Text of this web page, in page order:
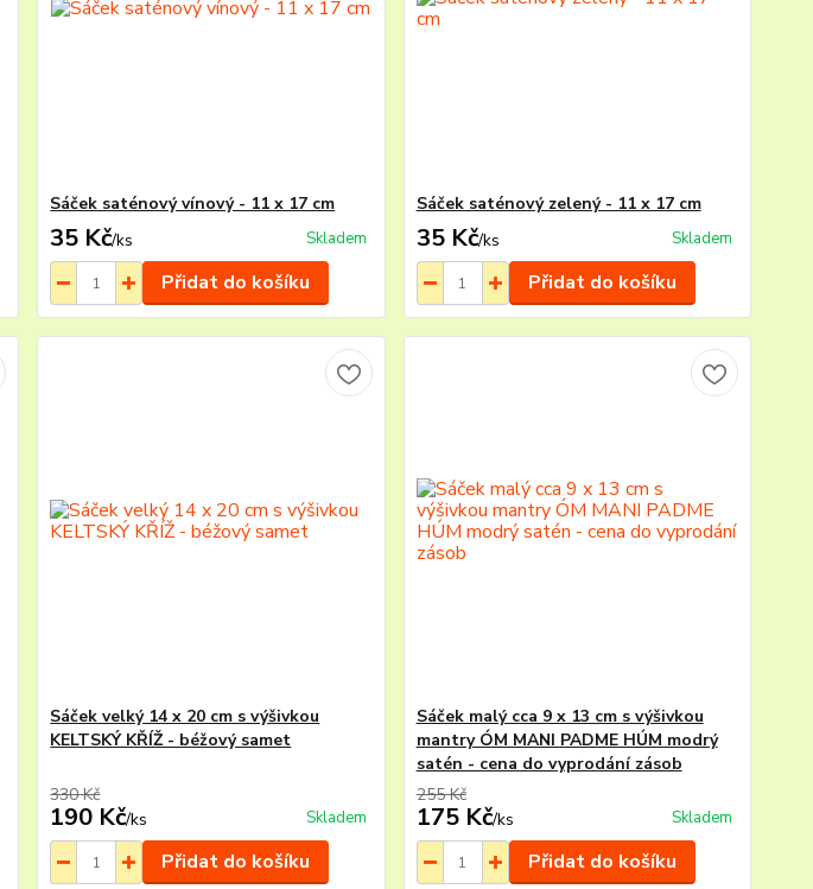
Sáček saténový vínový - 11 x 17 cm
35 Kč/ks Skladem
Přidat do košíku
Sáček saténový zelený - 11 x 17 cm
35 Kč/ks Skladem
Přidat do košíku
Sáček velký 14 x 20 cm s výšivkou
KELTSKÝ KŘÍŽ - béžový samet
330 Kč
190 Kč/ks Skladem
Přidat do košíku
Sáček malý cca 9 x 13 cm s výšivkou
mantry ÓM MANI PADME HÚM modrý
satén - cena do vyprodání zásob
255 Kč
175 Kč/ks Skladem
Přidat do košíku